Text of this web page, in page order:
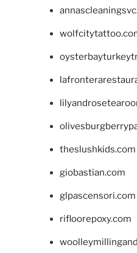
theslushkids.com
giobastian.com
glpascensori.com
rifloorepoxy.com